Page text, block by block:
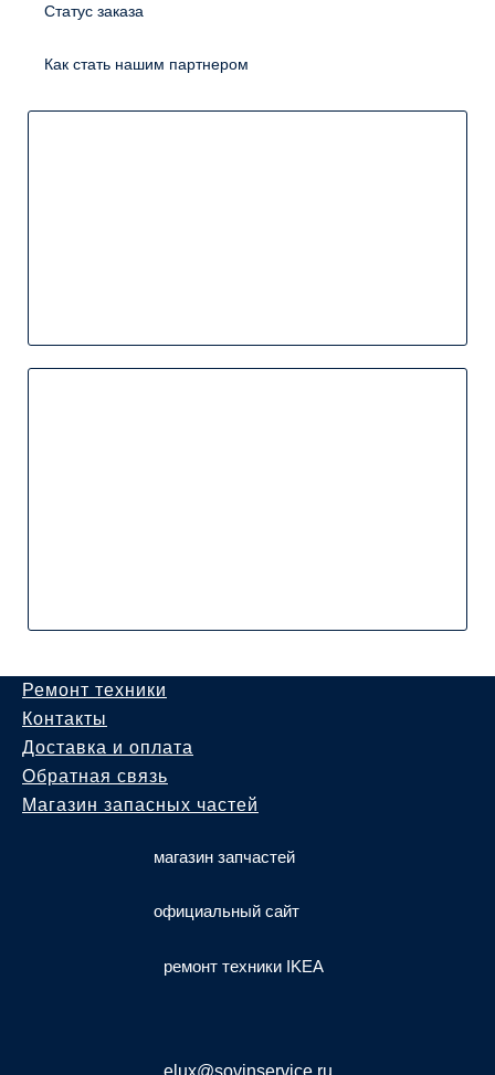
Статус заказа
Как стать нашим партнером
Ремонт техники
Контакты
Доставка и оплата
Обратная связь
Магазин запасных частей
магазин запчастей
официальный сайт
ремонт техники IKEA
elux@sovinservice.ru